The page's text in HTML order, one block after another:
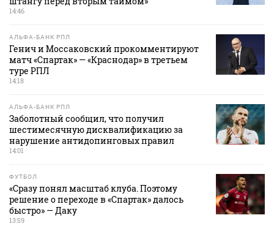
14:46
АЛЬФА-БАНК РПЛ
Генич и Моссаковский прокомментируют
матч «Спартак» — «Краснодар» в третьем
туре РПЛ
14:18
АЛЬФА-БАНК РПЛ
Заболотный сообщил, что получил
шестимесячную дисквалификацию за
нарушение антидопинговых правил
14:01
ФУТБОЛ
«Сразу понял масштаб клуба. Поэтому
решение о переходе в «Спартак» далось
быстро» — Даку
13:59